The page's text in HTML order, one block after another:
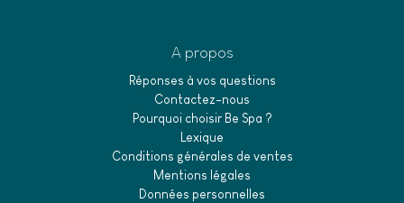
A propos
Réponses à vos questions
Contactez-nous
Pourquoi choisir Be Spa ?
Lexique
Conditions générales de ventes
Mentions légales
Données personnelles